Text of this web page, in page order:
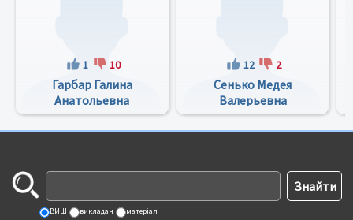
1 10
Гарбар Галина
Анатольевна
12 2
Сенько Медея
Валерьевна
ВИШ викладач матеріал